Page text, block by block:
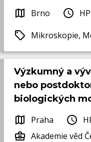
Brno
Mikroskopie,
Výzkumný a
nebo
biologických
Praha
Akademie věd